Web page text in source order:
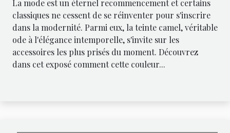
La mode est un éternel recommencement et certains
classiques ne cessent de se réinventer pour s'inscrire
dans la modernité. Parmi eux, la teinte camel, véritable
ode à l'élégance intemporelle, s'invite sur les
accessoires les plus prisés du moment. Découvrez
dans cet exposé comment cette couleur...